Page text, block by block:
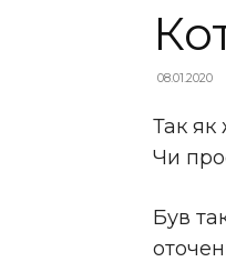
08.01.2020
Так як
Чи
Був